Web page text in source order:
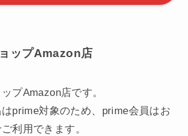
ップAmazon店
プAmazon店です。
prime対象のため、prime会員はお
利用できます。